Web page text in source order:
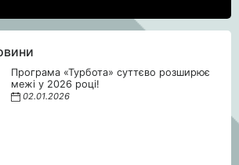
Програма «Турбота» суттєво розширює
межі у 2026 році!
02.01.2026